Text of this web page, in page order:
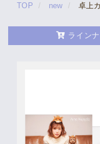
Supporter’s Menu Download
Voice
Meeting
TOP new 卓上
ライン